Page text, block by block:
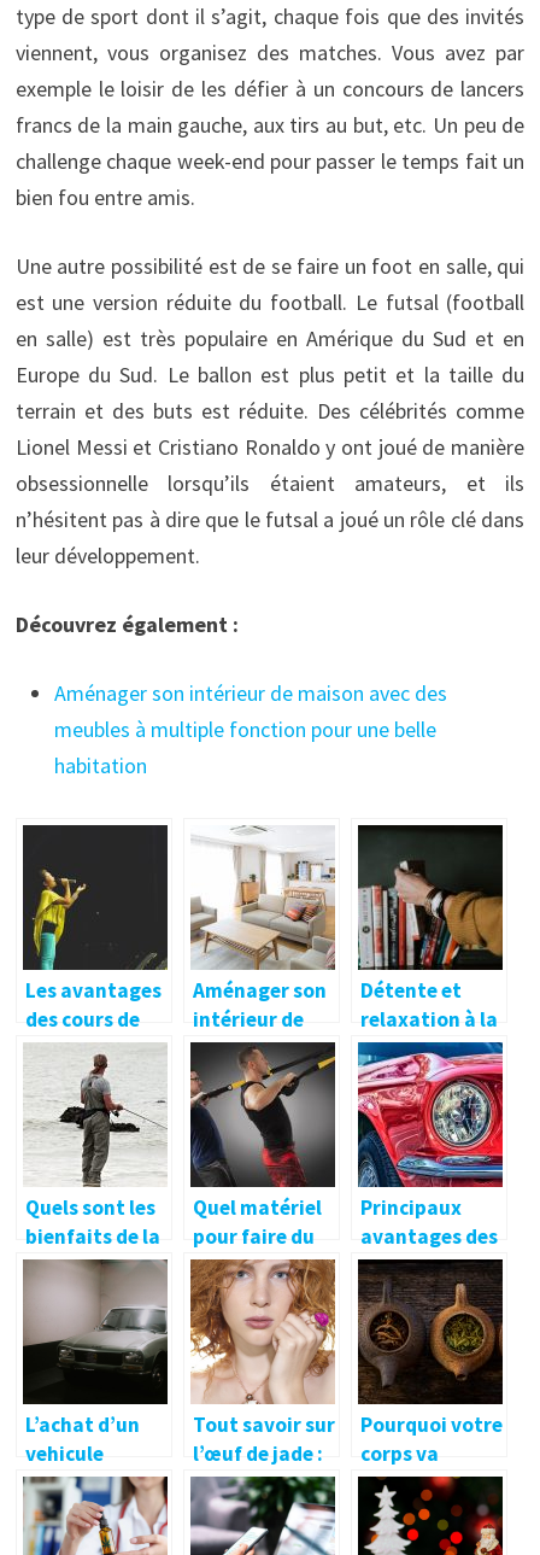
type de sport dont il s’agit, chaque fois que des invités
viennent, vous organisez des matches. Vous avez par
exemple le loisir de les défier à un concours de lancers
francs de la main gauche, aux tirs au but, etc. Un peu de
challenge chaque week-end pour passer le temps fait un
bien fou entre amis.
Une autre possibilité est de se faire un foot en salle, qui
est une version réduite du football. Le futsal (football
en salle) est très populaire en Amérique du Sud et en
Europe du Sud. Le ballon est plus petit et la taille du
terrain et des buts est réduite. Des célébrités comme
Lionel Messi et Cristiano Ronaldo y ont joué de manière
obsessionnelle lorsqu’ils étaient amateurs, et ils
n’hésitent pas à dire que le futsal a joué un rôle clé dans
leur développement.
Découvrez également :
Aménager son intérieur de maison avec des
meubles à multiple fonction pour une belle
habitation
Les avantages
des cours de
chant
professionnels
Aménager son
intérieur de
maison avec
des meubles à
multiple
fonction pour
une belle
habitation
Détente et
relaxation à la
maison après
le boulot :
comment y
arriver ?
Quels sont les
bienfaits de la
pêche ?
Quel matériel
pour faire du
crossfit ?
Principaux
avantages des
voitures
neuves.
L’achat d’un
vehicule
d’occasion
seduit
Tout savoir sur
l’œuf de jade :
caracteristiqu
es, utilisations
et bienfaits
Pourquoi votre
corps va
adorer le the
Matcha